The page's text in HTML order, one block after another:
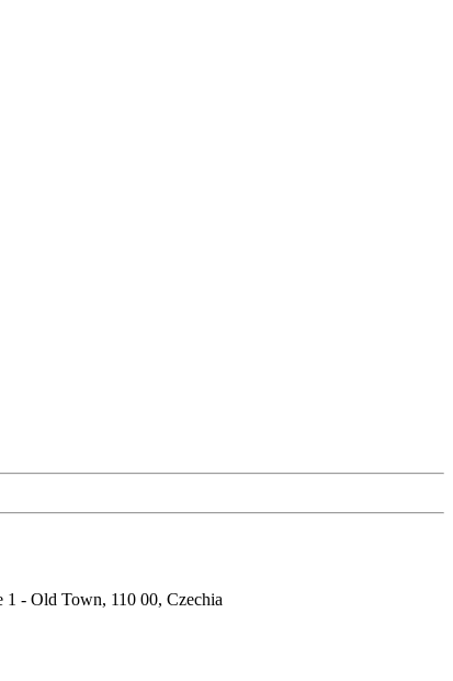
1 - Old Town, 110 00, Czechia